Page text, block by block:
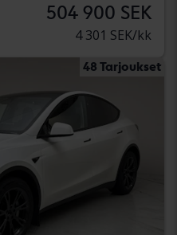
504 900 SEK
4 301 SEK/kk
48 Tarjoukset